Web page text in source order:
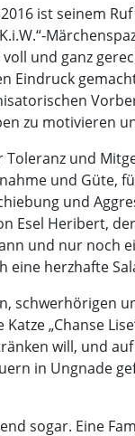
ist seinem
und ganz
Eindruck
zu motivieren
und
und Güte,
und
Esel Heribert,
und nur noch
herzhafte
schwerhörigen
„Chanse
will, und
in Ungnade
sogar. Eine